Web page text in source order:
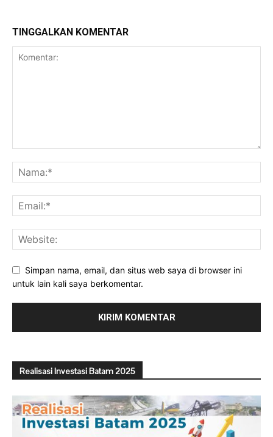
TINGGALKAN KOMENTAR
Simpan nama, email, dan situs web saya di browser ini
untuk lain kali saya berkomentar.
Realisasi Investasi Batam 2025